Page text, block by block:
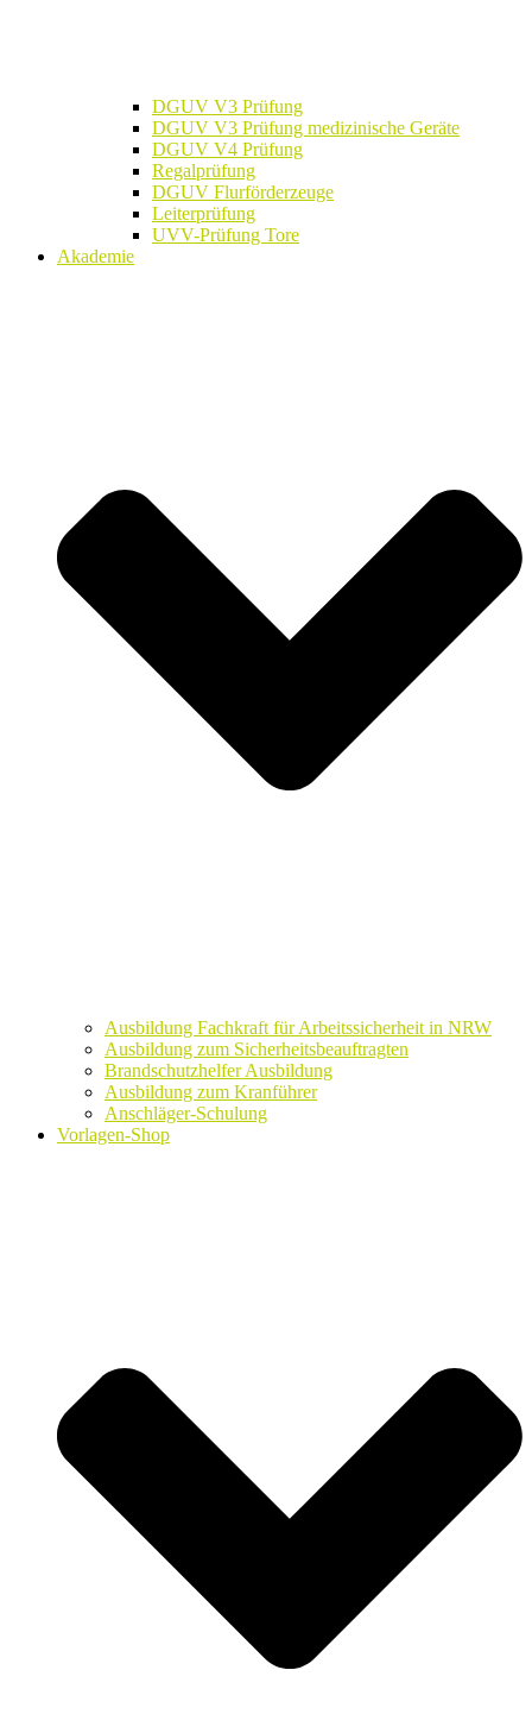
DGUV V3 Prüfung
DGUV V3 Prüfung medizinische Geräte
DGUV V4 Prüfung
Regalprüfung
DGUV Flurförderzeuge
Leiterprüfung
UVV-Prüfung Tore
Akademie
Ausbildung Fachkraft für Arbeitssicherheit in NRW
Ausbildung zum Sicherheitsbeauftragten
Brandschutzhelfer Ausbildung
Ausbildung zum Kranführer
Anschläger-Schulung
Vorlagen-Shop